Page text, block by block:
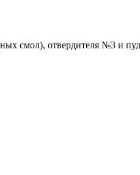
смол), отвердителя №3 и